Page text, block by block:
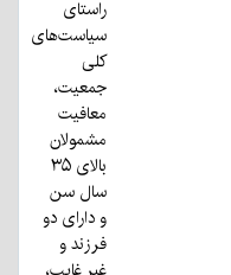
راستای
سیاست‌های
کلی
جمعیت،
معافیت
مشمولان
بالای ۳۵
سال سن
و دارای دو
فرزند و